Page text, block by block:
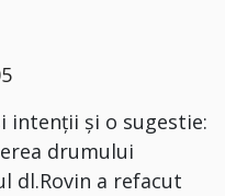
intenții și o sugestie:
drumului
dl.Rovin a refacut